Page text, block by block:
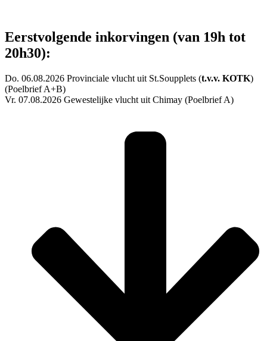
Eerstvolgende inkorvingen (van 19h tot
20h30):
Do. 06.08.2026 Provinciale vlucht uit St.Soupplets (t.v.v. KOTK)
(Poelbrief A+B)
Vr. 07.08.2026 Gewestelijke vlucht uit Chimay (Poelbrief A)